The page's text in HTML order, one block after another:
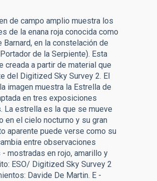
de campo amplio muestra los
de la enana roja conocida como
Barnard, en la constelación de
de la Serpiente). Esta
creada a partir de material que
del Digitized Sky Survey 2. El
imagen muestra la Estrella de
en tres exposiciones
La estrella es la que se mueve
en el cielo nocturno y su gran
aparente puede verse como su
entre observaciones
mostradas en rojo, amarillo y
ESO/ Digitized Sky Survey 2
Davide De Martin. E -